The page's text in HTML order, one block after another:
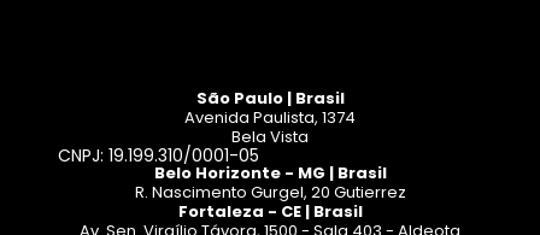
São Paulo | Brasil
Avenida Paulista, 1374
Bela Vista
CNPJ: 19.199.310/0001-05
Belo Horizonte - MG | Brasil
R. Nascimento Gurgel, 20 Gutierrez
Fortaleza - CE | Brasil